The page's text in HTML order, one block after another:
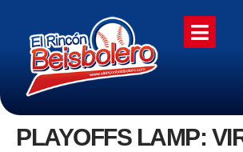
PLAYOFFS LAMP: